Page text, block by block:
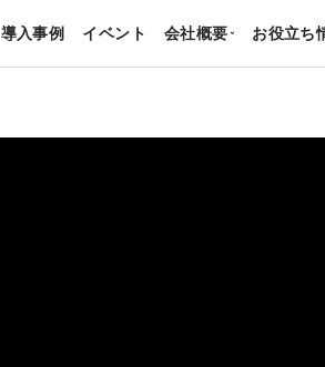
導入事例 イベント 会社概要› お役立ち